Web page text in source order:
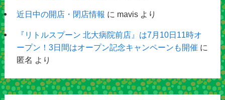
近日中の開店・閉店情報 に mavisより
『リトルスプーン 北大病院前店』は7月10日11時オ
ープン！3日間はオープン記念キャンペーンも開催 に
匿名 より